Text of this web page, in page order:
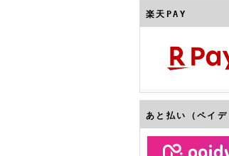
楽天PAY
あと払い（ペイデ